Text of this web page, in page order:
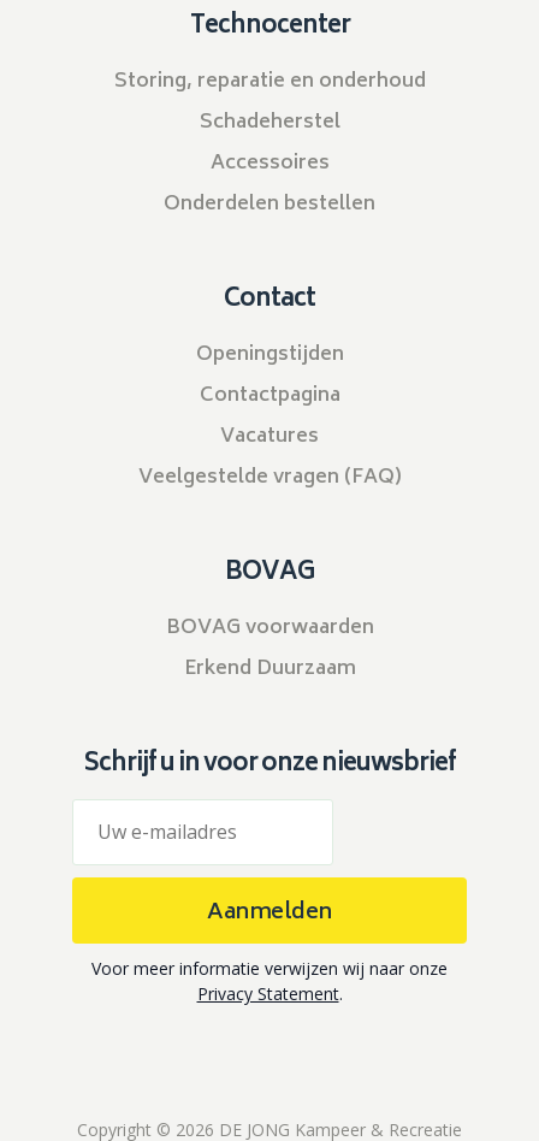
Technocenter
Storing, reparatie en onderhoud
Schadeherstel
Accessoires
Onderdelen bestellen
Contact
Openingstijden
Contactpagina
Vacatures
Veelgestelde vragen (FAQ)
BOVAG
BOVAG voorwaarden
Erkend Duurzaam
Schrijf u in voor onze nieuwsbrief
Aanmelden
Voor meer informatie verwijzen wij naar onze
Privacy Statement.
Copyright © 2026 DE JONG Kampeer & Recreatie